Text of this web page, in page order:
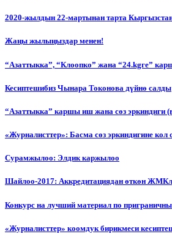
2020-жылдын 22-мартынан тарта
Жаңы жылыңыздар менен!
“Азаттыкка”, “Клоопко” жана “24.kgге”
Кесиптешибиз Чынара Токонова дүйнө салды
“Азаттыкка” каршы иш жана сөз эркиндиги
«Журналисттер»: Басма сөз эркиндигине кол
Сурамжылоо: Элдик каржылоо
Шайлоо-2017: Аккредитациядан өткөн
Конкурс на лучший материал по
«Журналисттер» коомдук бирикмеси